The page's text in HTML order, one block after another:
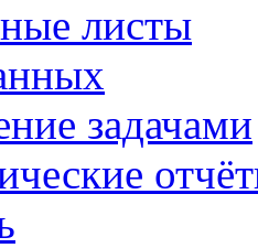
листы
задачами